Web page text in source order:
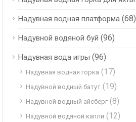
Надувная водная платформа (68)
Надувной водяной буй (96)
Надувная вода игры (96)
Надувная водная горка (17)
Надувной водный батут (19)
Надувной водный айсберг (8)
Надувной водяной капли (12)